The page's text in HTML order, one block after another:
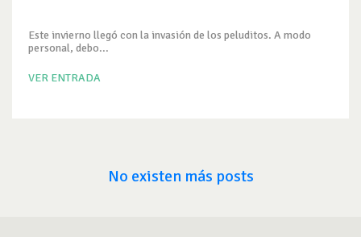
Este invierno llegó con la invasión de los peluditos. A modo
personal, debo...
VER ENTRADA
No existen más posts